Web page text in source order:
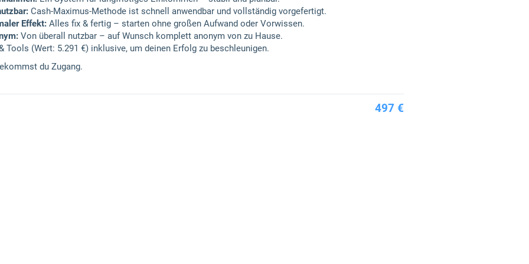
Cash-Maximus-Methode ist schnell anwendbar und vollständig vorgefertigt.
Effekt: Alles fix & fertig – starten ohne großen Aufwand oder Vorwissen.
Von überall nutzbar – auf Wunsch komplett anonym von zu Hause.
Tools (Wert: 5.291 €) inklusive, um deinen Erfolg zu beschleunigen.
du Zugang.
497 €